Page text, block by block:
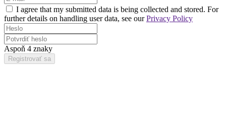
I agree that my submitted data is being collected and stored. For
further details on handling user data, see ourPrivacy Policy
Aspoň 4 znaky